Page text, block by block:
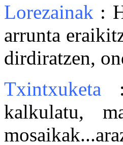
Lorezainak :
arrunta
dirdiratzen,
Txintxuketa :
kalkulatu,